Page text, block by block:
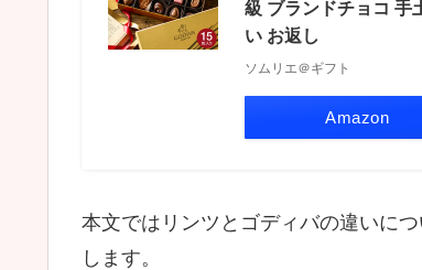
級 ブランドチョコ 手
い お返し
ソムリエ＠ギフト
Amazon
本文ではリンツとゴディバの違いに
します。